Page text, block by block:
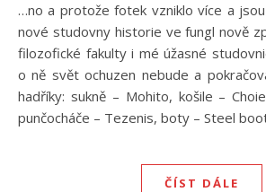
…no a protože fotek vzniklo více a
nové studovny historie ve fungl nově
filozofické fakulty i mé úžasné
o ně svět ochuzen nebude a
hadříky: sukně – Mohito, košile –
punčocháče – Tezenis, boty – Steel
ČÍST DÁLE